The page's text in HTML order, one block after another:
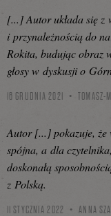
[...] Autor układa się z
i przynależnością do
Rokita, budując obraz
głosy w dyskusji o
16 GRUDNIA 2021 TOMASZ-
Autor [...] pokazuje, że
spójna, a dla
doskonałą
z Polską.
11 STYCZNIA 2022
ANNA